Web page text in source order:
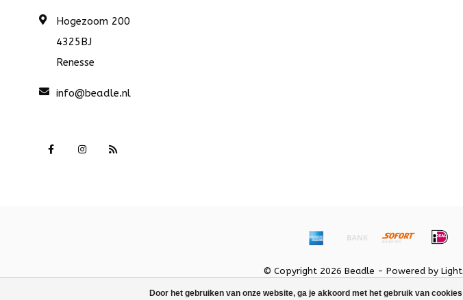
Door het gebruiken van onze website, ga je akkoord met het gebruik van
Hogezoom 200
4325BJ
Renesse
info@beadle.nl
© Copyright 2026 Beadle - Powered by